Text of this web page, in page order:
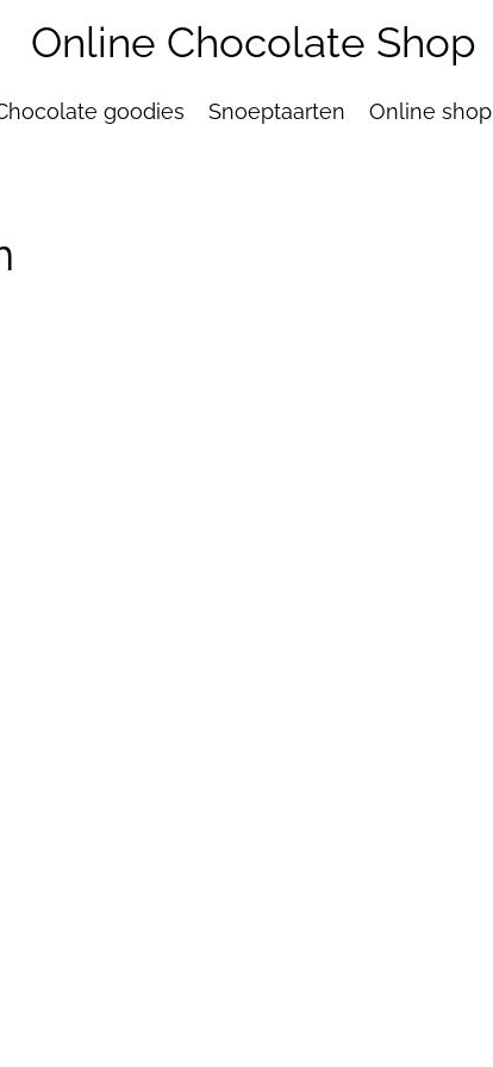
Online Chocolate Shop
goodies Snoeptaarten Online shop